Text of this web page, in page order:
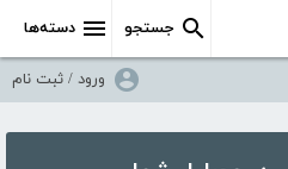
دسته‌ها جستجو
ورود / ثبت نام